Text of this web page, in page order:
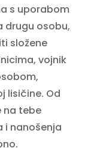
s uporabom
drugu osobu,
složene
vojnik
lisičine. Od
na tebe
i nanošenja